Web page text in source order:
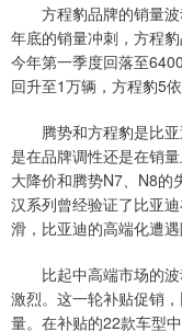
方程豹品牌的销量波
年底的销量冲刺，方程
今年第一季度回落至
回升至1万辆，方程豹5
腾势和方程豹是比亚
是在品牌调性还是在销
大降价和腾势N7、N8的
汉系列曾经验证了比亚
滑，比亚迪的高端化遭遇
比起中高端市场的波
激烈。这一轮补贴促销
量。在补贴的22款车型